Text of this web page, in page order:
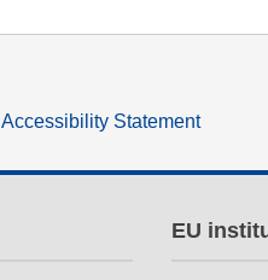
Accessibility Statement
EU